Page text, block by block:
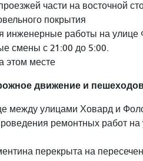
части на восточной
покрытия
инженерные работы на улице
смены с 21:00 до 5:00.
этом месте
движение и
между улицами Ховард и
ремонтных работ
перекрыта на